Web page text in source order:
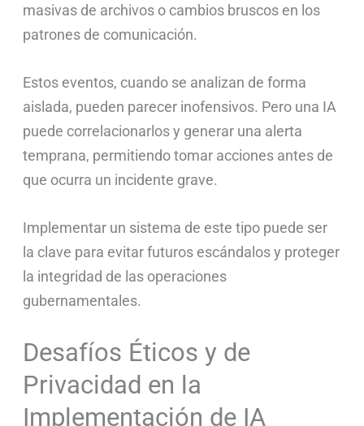
masivas de archivos o cambios bruscos en los
patrones de comunicación.
Estos eventos, cuando se analizan de forma
aislada, pueden parecer inofensivos. Pero una IA
puede correlacionarlos y generar una alerta
temprana, permitiendo tomar acciones antes de
que ocurra un incidente grave.
Implementar un sistema de este tipo puede ser
la clave para evitar futuros escándalos y proteger
la integridad de las operaciones
gubernamentales.
Desafíos Éticos y de
Privacidad en la
Implementación de IA